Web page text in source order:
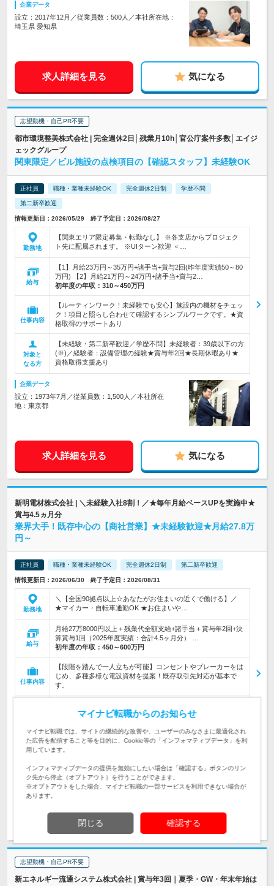
企業データ
設立：2017年12月／従業員数：500人／本社所在地：
埼玉県 愛知県
求人詳細を見る 気になる
志望動機・自己PR不要
都市環境整美株式会社 | 完全週休2日│残業月10h│官公庁案件多数│エイジ
ェックグループ
関東限定／ビル施設の点検項目の【確認スタッフ】未経験OK
正社員 職種・業種未経験OK 完全週休2日制 学歴不問
第二新卒歓迎
情報更新日：2026/05/29 終了予定日：2026/08/27
勤務地
【関東エリア限定募集・転勤なし】 ※各支店からプロジェク
ト先に配属されます。 ※UIターン歓迎 ＜…
給与
【1】月給23万円～35万円+諸手当+賞与2回(昨年度実績50～80
万円) 【2】月給21万円～24万円+諸手当+賞与2…
初年度の年収： 310～450万円
仕事内容
【ルーティンワーク！未経験でも安心】施設内の機材をチェッ
ク！項目と照らし合わせて確認するシンプルワークです。★資
格取得のサポートあり
対象と
なる方
【未経験・第二新卒歓迎／学歴不問】未経験者：39歳以下の方
(※)／経験者：設備管理の経験★賞与年2回★長期休暇あり★
資格取得支援あり
企業データ
設立：1973年7月／従業員数：1,500人／本社所在
地：東京都
求人詳細を見る 気になる
新明電材株式会社 | ＼未経験入社8割！／★毎年月給ベースUPを実施中★
賞与4.5ヵ月分
業界大手！既存中心の【商社営業】★未経験歓迎★月給27.8万
円～
正社員 職種・業種未経験OK 完全週休2日制 第二新卒歓迎
情報更新日：2026/06/30 終了予定日：2026/08/31
勤務地
＼【全国90拠点以上☆あなたがお住まいの近くで働ける】／
★マイカー・自転車通勤OK ★お住まいや…
給与
月給27万8000円以上＋残業代全額支給+諸手当＋賞与年2回+決
算賞与1回（2025年度実績：合計4.5ヶ月分） …
初年度の年収： 450～600万円
仕事内容
【段階を踏んで一人立ちが可能】コンセントやブレーカーをは
じめ、多種多様な電設資材を提案！既存取引先対応が基本で
す。
普免（AT可）★20～30代活躍中 ★男女とも育休取得実績あ
企業データ
地：埼玉県
求人詳細を見る 気になる
志望動機・自己PR不要
新エネルギー流通システム株式会社 | 賞与年3回｜夏季・GW・年末年始は
マイナビ転職からのお知らせ
マイナビ転職では、サイトの継続的な改善や、ユーザーのみなさまに最適化され
た広告を配信すること等を目的に、Cookie等の「インフォマティブデータ」を利
用しています。
インフォマティブデータの提供を無効にしたい場合は「確認する」ボタンのリン
ク先から停止（オプトアウト）を行うことができます。
※オプトアウトをした場合、マイナビ転職の一部サービスを利用できない場合が
あります。
閉じる 確認する